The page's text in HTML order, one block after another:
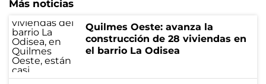
Más noticias
Quilmes Oeste: avanza la
construcción de 28 viviendas en
el barrio La Odisea